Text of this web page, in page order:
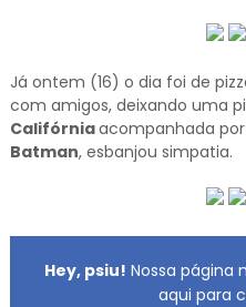
Já ontem (16) o dia foi de
com amigos, deixando uma
Califórniaacompanhada
Batman, esbanjou simpatia.
Hey, psiu! Nossa página
aqui para